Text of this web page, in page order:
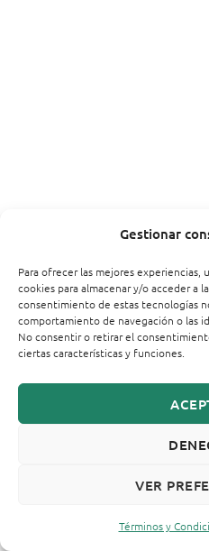
Gestionar
Para ofrecer las mejores experiencias,
cookies para almacenar y/o acceder a
consentimiento de estas tecnologías
comportamiento de navegación o las
No consentir o retirar el
ciertas características y funciones.
VER
Términos y